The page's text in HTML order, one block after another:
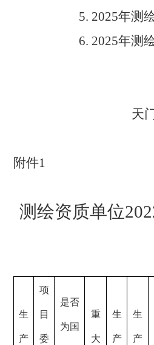
5. 2025年测
6. 2025年测
天
附件1
测绘资质单位
生
产
项
目
委
是否
为国
重
大
生
产
生
产